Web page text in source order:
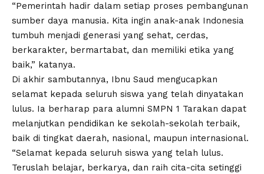
“Pemerintah hadir dalam setiap proses pembangunan
sumber daya manusia. Kita ingin anak-anak Indonesia
tumbuh menjadi generasi yang sehat, cerdas,
berkarakter, bermartabat, dan memiliki etika yang
baik,” katanya.
Di akhir sambutannya, Ibnu Saud mengucapkan
selamat kepada seluruh siswa yang telah dinyatakan
lulus. Ia berharap para alumni SMPN 1 Tarakan dapat
melanjutkan pendidikan ke sekolah-sekolah terbaik,
baik di tingkat daerah, nasional, maupun internasional.
“Selamat kepada seluruh siswa yang telah lulus.
Teruslah belajar, berkarya, dan raih cita-cita setinggi